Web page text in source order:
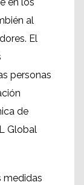
al
El
personas
de
Global
medidas